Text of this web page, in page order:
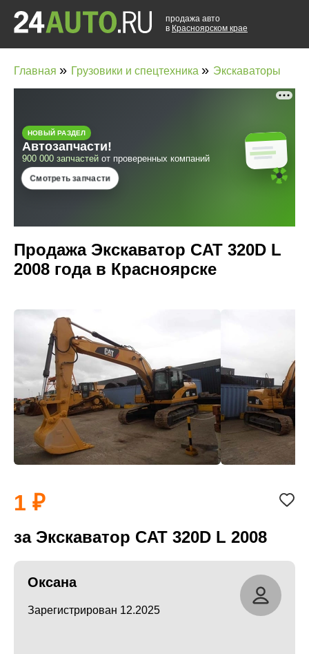
продажа авто
в Красноярском крае
Главная » Грузовики и спецтехника » Экскаваторы
Продажа Экскаватор CAT 320D L
2008 года в Красноярске
1
за Экскаватор CAT 320D L 2008
Оксана
Зарегистрирован 12.2025